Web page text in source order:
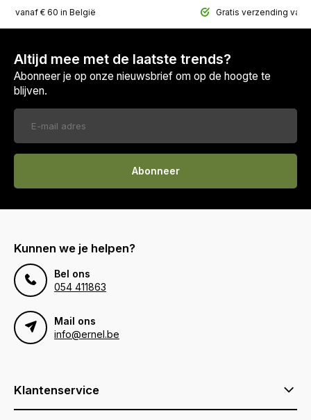
vanaf € 60 in België Gratis verzending
Altijd mee met de laatste trends?
Abonneer je op onze nieuwsbrief om op de hoogte te
blijven.
Abonneer
Kunnen we je helpen?
Bel ons
054 411863
Mail ons
info@ernel.be
Klantenservice